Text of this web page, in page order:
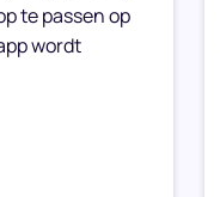
te passen op
wordt